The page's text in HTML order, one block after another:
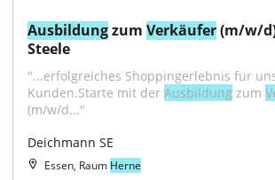
Ausbildung zum Verkäufer (m/w/
Steele
"...erfolgreiches Shoppingerlebnis für
Kunden.Starte mit der Ausbildung zum
(m/w/d..."
Deichmann SE
Essen, Raum Herne